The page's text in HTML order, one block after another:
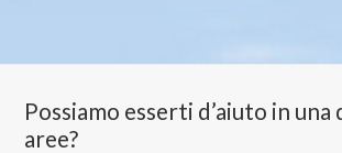
Possiamo esserti d’aiuto in una
aree?